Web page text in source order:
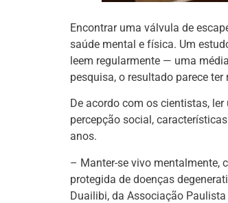
Encontrar uma válvula de
saúde mental e física. Um
leem regularmente — uma
pesquisa, o resultado parece
De acordo com os cientistas,
percepção social,
anos.
– Manter-se vivo mentalmente,
protegida de doenças
Duailibi, da Associação